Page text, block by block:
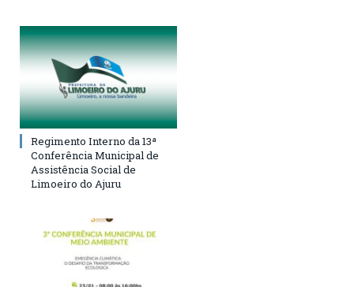
Regimento Interno da 13ª
Conferência Municipal de
Assistência Social de
Limoeiro do Ajuru